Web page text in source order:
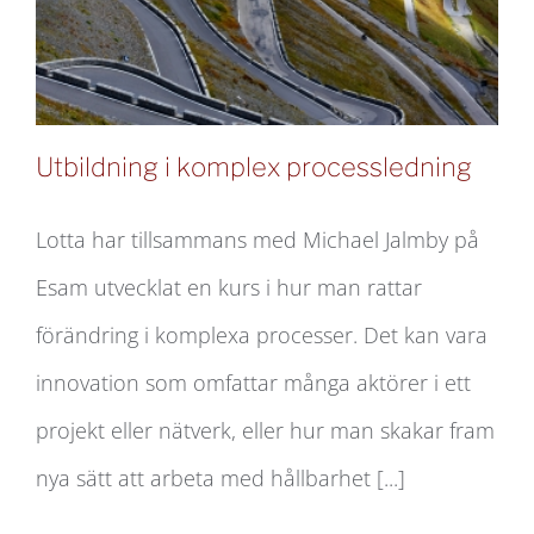
Utbildning i komplex processledning
Utbildning i komplex processledning
Lotta har tillsammans med Michael Jalmby på
Esam utvecklat en kurs i hur man rattar
förändring i komplexa processer. Det kan vara
innovation som omfattar många aktörer i ett
projekt eller nätverk, eller hur man skakar fram
nya sätt att arbeta med hållbarhet [...]